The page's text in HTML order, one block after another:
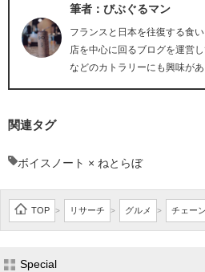
筆者：びぶぐるマン
フランスと日本を往復する食
店を中心に回るブログを運営
などのカトラリーにも興味があ
関連タグ
ボイスノート × ねとらぼ
TOP > リサーチ > グルメ > チェー
Special